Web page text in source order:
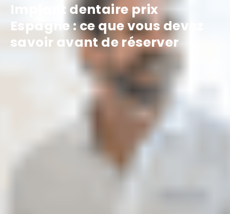
Implant dentaire prix
Espagne : ce que vous devez
savoir avant de réserver